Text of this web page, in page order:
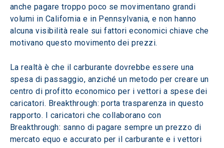
anche pagare troppo poco se movimentano grandi
volumi in California e in Pennsylvania, e non hanno
alcuna visibilità reale sui fattori economici chiave che
motivano questo movimento dei prezzi.
La realtà è che il carburante dovrebbe essere una
spesa di passaggio, anziché un metodo per creare un
centro di profitto economico per i vettori a spese dei
caricatori. Breakthrough: porta trasparenza in questo
rapporto. I caricatori che collaborano con
Breakthrough: sanno di pagare sempre un prezzo di
mercato equo e accurato per il carburante e i vettori